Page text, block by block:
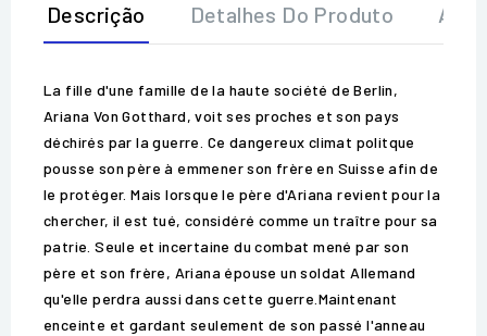
Descrição Detalhes Do Produto
La fille d'une famille de la haute société de Berlin,
Ariana Von Gotthard, voit ses proches et son pays
déchirés par la guerre. Ce dangereux climat politque
pousse son père à emmener son frère en Suisse afin de
le protéger. Mais lorsque le père d'Ariana revient pour la
chercher, il est tué, considéré comme un traître pour sa
patrie. Seule et incertaine du combat mené par son
père et son frère, Ariana épouse un soldat Allemand
qu'elle perdra aussi dans cette guerre.Maintenant
enceinte et gardant seulement de son passé l'anneau